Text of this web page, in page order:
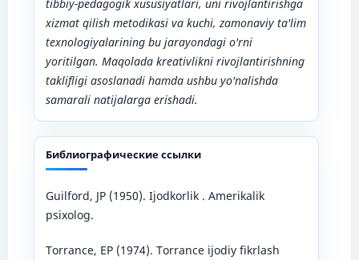
tibbiy-pedagogik xususiyatlari, uni rivojlantirishga
xizmat qilish metodikasi va kuchi, zamonaviy ta'lim
texnologiyalarining bu jarayondagi o'rni
yoritilgan. Maqolada kreativlikni rivojlantirishning
taklifligi asoslanadi hamda ushbu yo'nalishda
samarali natijalarga erishadi.
Библиографические ссылки
Guilford, JP (1950). Ijodkorlik . Amerikalik
psixolog.
Torrance, EP (1974). Torrance ijodiy fikrlash